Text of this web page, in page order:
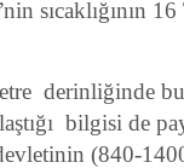
sıcaklığının
derinliğinde
bilgisi de
(840-